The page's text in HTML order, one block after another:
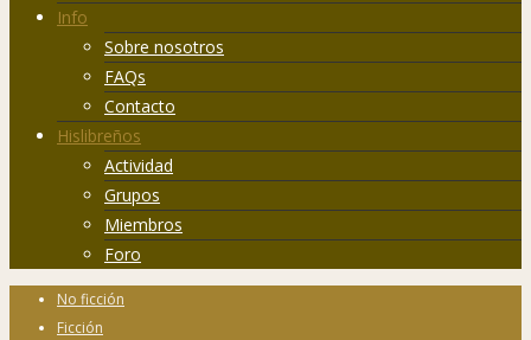
Info
Sobre nosotros
FAQs
Contacto
Hislibreños
Actividad
Grupos
Miembros
Foro
No ficción
Ficción